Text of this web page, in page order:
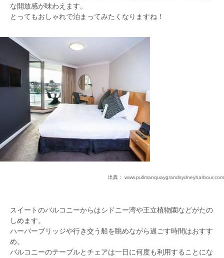
な開放感が味わえます。
とってもおしゃれで泊まってみたくなりますね！
出典： www.pullmanquaygrandsydneyharbour.com
スイートのバルコニーからはシドニー湾や王立植物園などがたの
しめます。
ハーバーブリッジや行き交う船を眺めながら過ごす時間はおすす
め。
バルコニーのテーブルとチェアは一日に何度も利用することにな